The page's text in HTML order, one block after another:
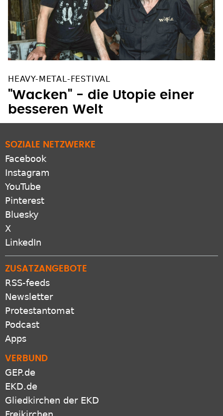
HEAVY-METAL-FESTIVAL
"Wacken" - die Utopie einer
besseren Welt
SOZIALE NETZWERKE
Facebook
Instagram
YouTube
Pinterest
Bluesky
X
LinkedIn
ZUSATZANGEBOTE
RSS-feeds
Newsletter
Protestantomat
Podcast
Apps
VERBUND
GEP.de
EKD.de
Gliedkirchen der EKD